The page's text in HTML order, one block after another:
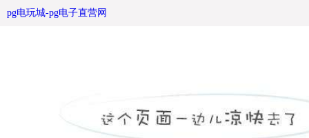
候车亭滚动灯箱相关知识 -pg电玩城
pg电玩城-pg电子直营网